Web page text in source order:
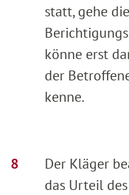
statt, gehe
könne erst
der
kenne.
Der Kläger
das Urteil